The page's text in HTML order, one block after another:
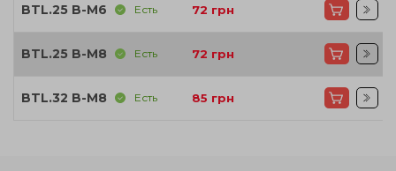
BTL.25 B-M6 Есть 72 грн
BTL.25 B-M8 Есть 72 грн
BTL.32 B-M8 Есть 85 грн